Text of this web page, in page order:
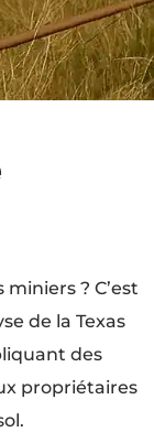
? C’est
de la Texas
des
propriétaires